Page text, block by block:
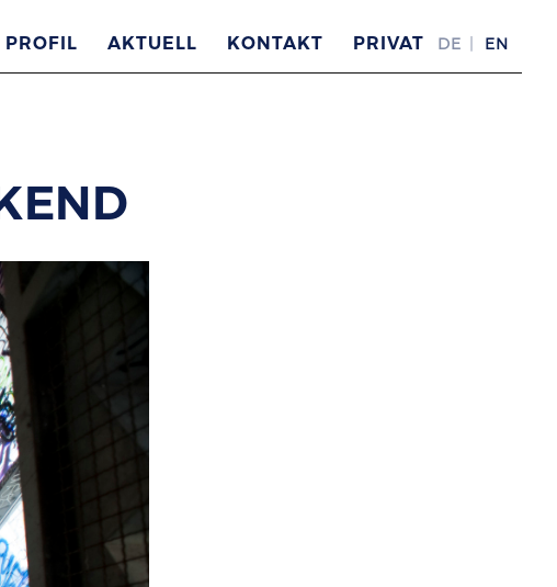
DE EN
PROFIL AKTUELL KONTAKT PRIVAT